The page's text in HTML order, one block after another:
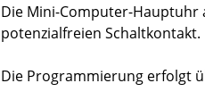
Die Mini-Computer-
potenzialfreien Schaltkontakt.
Die Programmierung erfolgt